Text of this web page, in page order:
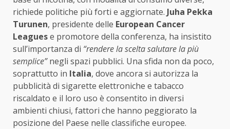
richiede politiche più forti e aggiornate. Juha Pekka
Turunen, presidente delle European Cancer
Leaguese promotore della conferenza, ha insistito
sull’importanza di “rendere la scelta salutare la più
semplice”negli spazi pubblici. Una sfida non da poco,
soprattutto in Italia, dove ancora si autorizza la
pubblicità di sigarette elettroniche e tabacco
riscaldato e il loro uso è consentito in diversi
ambienti chiusi, fattori che hanno peggiorato la
posizione del Paese nelle classifiche europee.